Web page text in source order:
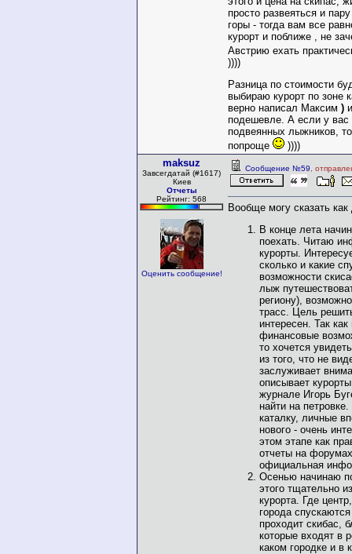
просто развеяться и
горы - тогда вам все
курорт и поближе , не
Австрию ехать
))))
Разница по стоимости
выбираю курорт по зоне
верно написал Максим )
подешевле. А если у вас
подвеянных лыжников,
попроще
))))
maksuz
Завсегдатай (#1617)
Киев
Отчеты
Рейтинг: 568
Оценить сообщение!
Сообщение №59 ,
Вообще могу сказать
В конце лета
поехать. Читаю
курорты.
сколько и какие
возможности
лыж
региону),
трасс. Цель
интересен. Так
финансовые
то хочется
из того, что не
заслуживает
описывает
журнале Игорь
найти на
каталку, личные
нового - очень
этом этапе как
отчеты на
официальная
Осенью начинаю
этого тщательно
курорта. Где
города
проходит скибас,
которые входят в
каком городке и в